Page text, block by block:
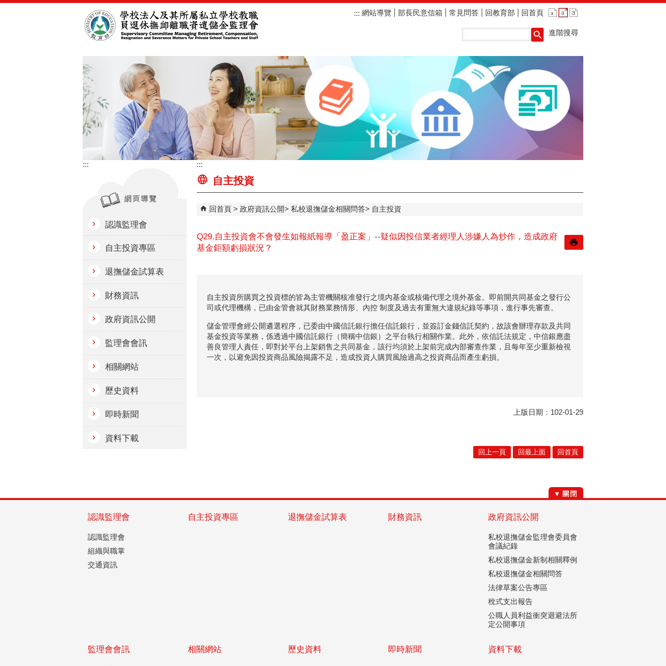
::: 網站導覽 部長民意信箱 常見問答 回教育部 回首頁
進階搜尋
:::
認識監理會
自主投資專區
退撫儲金試算表
財務資訊
政府資訊公開
監理會會訊
相關網站
歷史資料
即時新聞
資料下載
:::
自主投資
回首頁 政府資訊公開 私校退撫儲金相關問答 自主投資
Q29.自主投資會不會發生如報紙報導「盈正案」--疑似因投信業者經理人涉嫌人為炒作，造成政府
基金鉅額虧損狀況？
自主投資所購買之投資標的皆為主管機關核准發行之境內基金或核備代理之境外基金。即前開共同基金之發行公
司或代理機構，已由金管會就其財務業務情形、內控 制度及過去有重無大違規紀錄等事項，進行事先審查。
儲金管理會經公開遴選程序，已委由中國信託銀行擔任信託銀行，並簽訂金錢信託契約，故該會辦理存款及共同
基金投資等業務，係透過中國信託銀行（簡稱中信銀）之平台執行相關作業。此外，依信託法規定，中信銀應盡
善良管理人責任，即對於平台上架銷售之共同基金，該行均須於上架前完成內部審查作業，且每年至少重新檢視
一次，以避免因投資商品風險揭露不足，造成投資人購買風險過高之投資商品而產生虧損。
上版日期：102-01-29
回上一頁 回最上面 回首頁
認識監理會
認識監理會
組織與職掌
交通資訊
自主投資專區 退撫儲金試算表 財務資訊 政府資訊公開
私校退撫儲金監理會委員會
會議紀錄
私校退撫儲金新制相關釋例
私校退撫儲金相關問答
法律草案公告專區
稅式支出報告
公職人員利益衝突迴避法所
定公開事項
監理會會訊 相關網站 歷史資料 即時新聞 資料下載